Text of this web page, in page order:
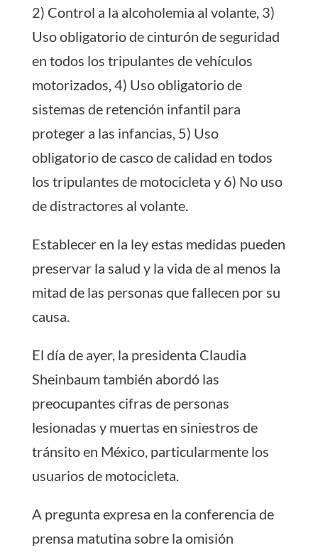
2) Control a la alcoholemia al volante, 3)
Uso obligatorio de cinturón de seguridad
en todos los tripulantes de vehículos
motorizados, 4) Uso obligatorio de
sistemas de retención infantil para
proteger a las infancias, 5) Uso
obligatorio de casco de calidad en todos
los tripulantes de motocicleta y 6) No uso
de distractores al volante.
Establecer en la ley estas medidas pueden
preservar la salud y la vida de al menos la
mitad de las personas que fallecen por su
causa.
El día de ayer, la presidenta Claudia
Sheinbaum también abordó las
preocupantes cifras de personas
lesionadas y muertas en siniestros de
tránsito en México, particularmente los
usuarios de motocicleta.
A pregunta expresa en la conferencia de
prensa matutina sobre la omisión